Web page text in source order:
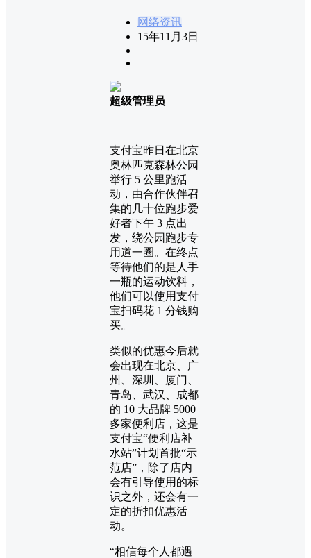
网络资讯
15年11月3日
超级管理员
支付宝昨日在北京
奥林匹克森林公园
举行 5 公里跑活
动，由合作伙伴召
集的几十位跑步爱
好者下午 3 点出
发，绕公园跑步专
用道一圈。在终点
等待他们的是人手
一瓶的运动饮料，
他们可以使用支付
宝扫码花 1 分钱购
买。
类似的优惠今后就
会出现在北京、广
州、深圳、厦门、
青岛、武汉、成都
的 10 大品牌 5000
多家便利店，这是
支付宝“便利店补
水站”计划首批“示
范店”，除了店内
会有引导使用的标
识之外，还会有一
定的折扣优惠活
动。
“相信每个人都遇